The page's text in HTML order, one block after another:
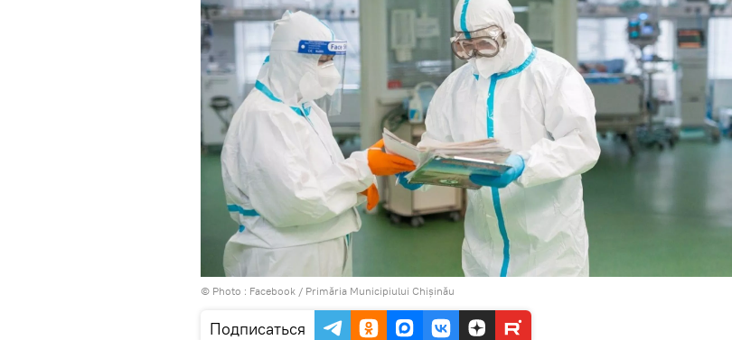
© Photo : Facebook / Primăria Municipiului Chișinău
Подписаться